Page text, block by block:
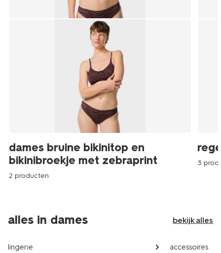
dames bruine bikinitop en
bikinibroekje met zebraprint
2 producten
3
alles in dames bekijk alles
lingerie accessoires